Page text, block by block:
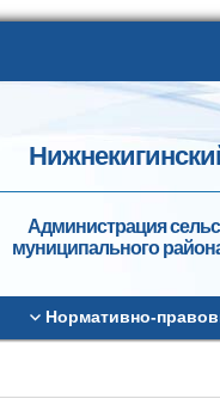
Администрация
муниципального
Нормативно-